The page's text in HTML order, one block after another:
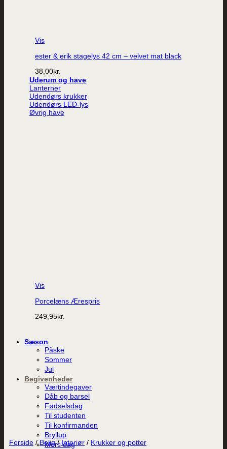
Vis
ester & erik stagelys 42 cm – velvet mat black
38,00kr.
Uderum og have
Lanterner
Udendørs krukker
Udendørs LED-lys
Øvrig have
Vis
Porcelæns Ærespris
249,95kr.
Sæson
Påske
Sommer
Jul
Begivenheder
Værtindegaver
Dåb og barsel
Fødselsdag
Til studenten
Til konfirmanden
Bryllup
Mors dag
Forside / Bolig / Interiør / Krukker og potter